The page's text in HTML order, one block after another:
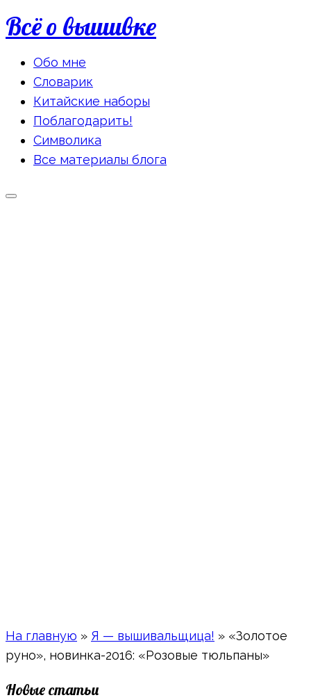
Всё о вышивке
Обо мне
Словарик
Китайские наборы
Поблагодарить!
Символика
Все материалы блога
На главную » Я — вышивальщица! » «Золотое
руно», новинка-2016: «Розовые тюльпаны»
Новые статьи